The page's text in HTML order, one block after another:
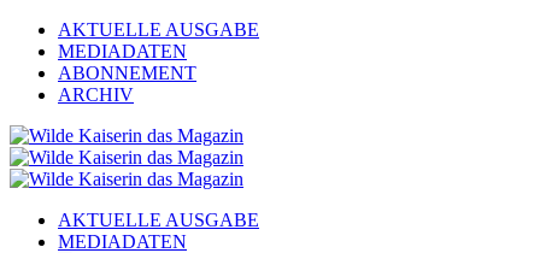
AKTUELLE AUSGABE
MEDIADATEN
ABONNEMENT
ARCHIV
AKTUELLE AUSGABE
MEDIADATEN